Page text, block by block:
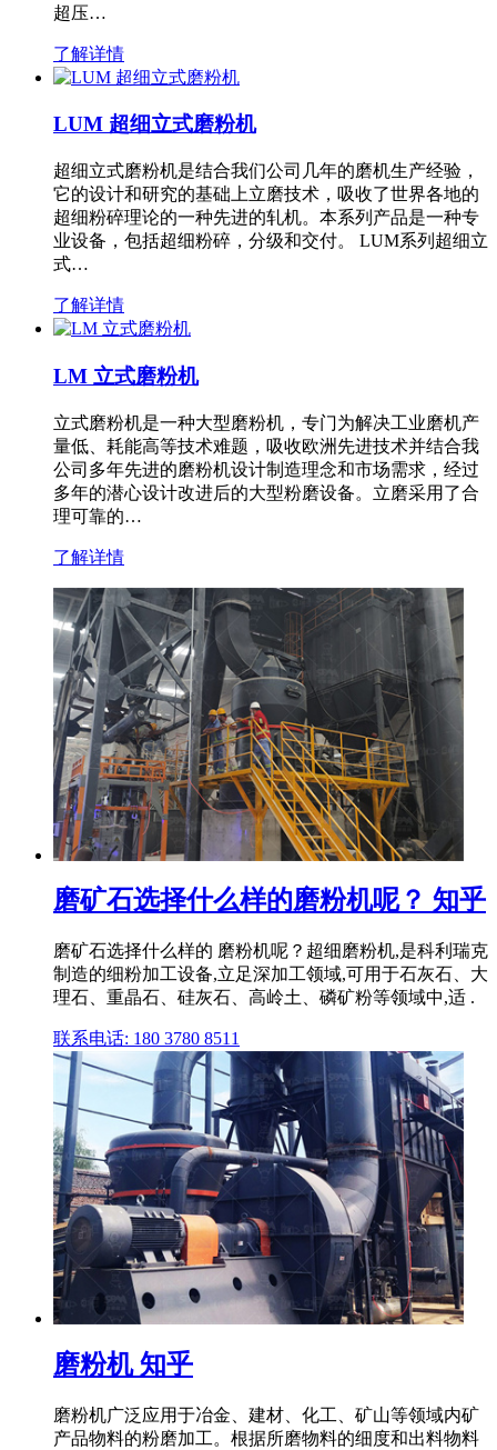
超压…
了解详情
LUM 超细立式磨粉机
超细立式磨粉机是结合我们公司几年的磨机生产经验，
它的设计和研究的基础上立磨技术，吸收了世界各地的
超细粉碎理论的一种先进的轧机。本系列产品是一种专
业设备，包括超细粉碎，分级和交付。 LUM系列超细立
式…
了解详情
LM 立式磨粉机
立式磨粉机是一种大型磨粉机，专门为解决工业磨机产
量低、耗能高等技术难题，吸收欧洲先进技术并结合我
公司多年先进的磨粉机设计制造理念和市场需求，经过
多年的潜心设计改进后的大型粉磨设备。立磨采用了合
理可靠的…
了解详情
磨矿石选择什么样的磨粉机呢？ 知乎
磨矿石选择什么样的 磨粉机呢？超细磨粉机,是科利瑞克
制造的细粉加工设备,立足深加工领域,可用于石灰石、大
理石、重晶石、硅灰石、高岭土、磷矿粉等领域中,适 .
联系电话: 180 3780 8511
磨粉机 知乎
磨粉机广泛应用于冶金、建材、化工、矿山等领域内矿
产品物料的粉磨加工。根据所磨物料的细度和出料物料